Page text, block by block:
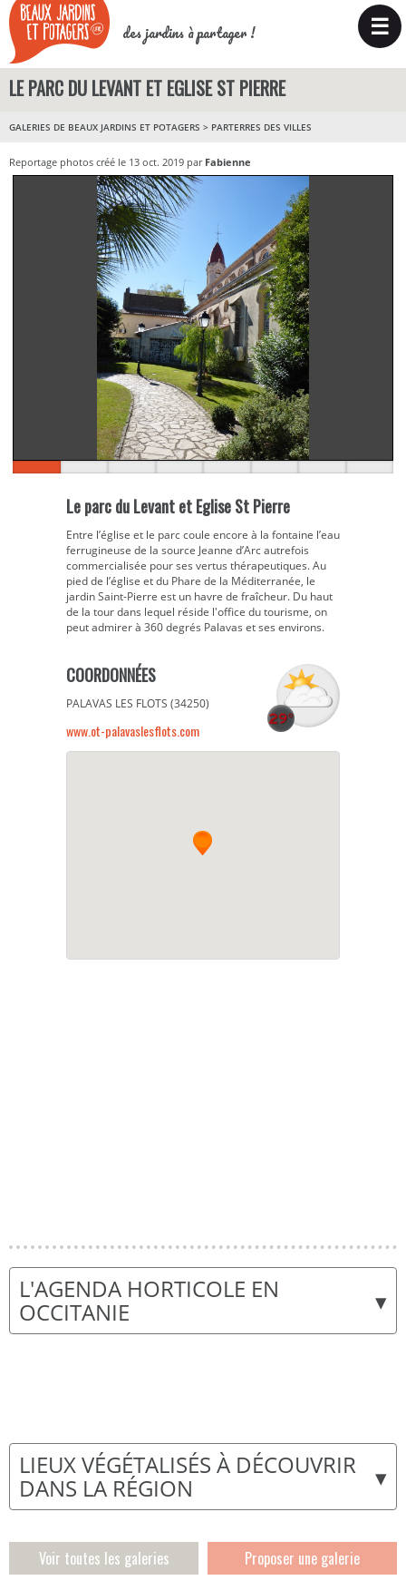
des jardins à partager ! ☰
LE PARC DU LEVANT ET EGLISE ST PIERRE
GALERIES DE BEAUX JARDINS ET POTAGERS > PARTERRES DES VILLES
Reportage photos créé le 13 oct. 2019 par Fabienne
Le parc du Levant et Eglise St Pierre
Entre l’église et le parc coule encore à la fontaine l’eau
ferrugineuse de la source Jeanne d’Arc autrefois
commercialisée pour ses vertus thérapeutiques. Au
pied de l’église et du Phare de la Méditerranée, le
jardin Saint-Pierre est un havre de fraîcheur. Du haut
de la tour dans lequel réside l'office du tourisme, on
peut admirer à 360 degrés Palavas et ses environs.
COORDONNÉES
PALAVAS LES FLOTS (34250)
www.ot-palavaslesflots.com
▾
L'AGENDA HORTICOLE EN
OCCITANIE
▾
LIEUX VÉGÉTALISÉS À DÉCOUVRIR
DANS LA RÉGION
Voir toutes les galeries Proposer une galerie